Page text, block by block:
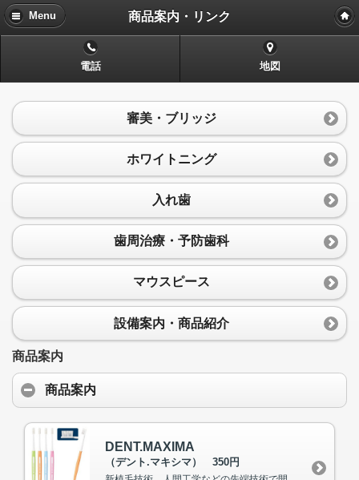
Menu 商品案内・リンク
電話 地図
審美・ブリッジ
ホワイトニング
入れ歯
歯周治療・予防歯科
マウスピース
設備案内・商品紹介
商品案内
商品案内
DENT.MAXIMA
（デント.マキシマ） 350円